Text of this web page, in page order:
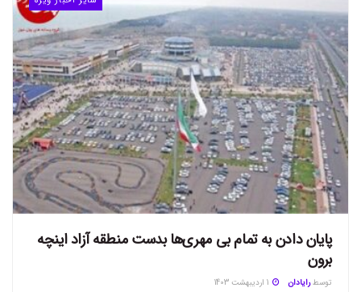
پایان دادن به تمام بی مهری‌ها بدست منطقه آزاد اینچه
برون
توسط رایادان